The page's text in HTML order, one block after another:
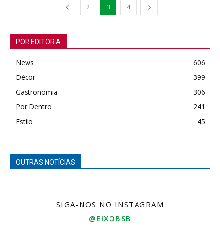
2 3 4
POR EDITORIA
News
606
Décor
399
Gastronomia
306
Por Dentro
241
Estilo
45
OUTRAS NOTÍCIAS
SIGA-NOS NO INSTAGRAM
@EIXOBSB